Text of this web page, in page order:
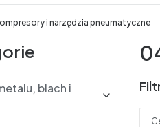
i narzędzia pneumatyczne
blach i